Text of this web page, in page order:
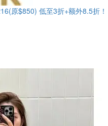
原$850) 低至3折+额外8.5折！